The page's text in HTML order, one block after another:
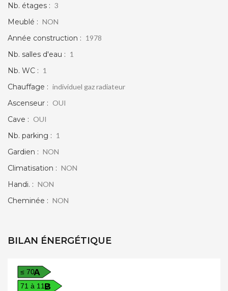
Nb. étages : 3
Meublé : NON
Année construction : 1978
Nb. salles d'eau : 1
Nb. WC : 1
Chauffage : individuel gaz radiateur
Ascenseur : OUI
Cave : OUI
Nb. parking : 1
Gardien : NON
Climatisation : NON
Handi. : NON
Cheminée : NON
BILAN ÉNERGÉTIQUE
A
≤ 70
B
71 à 110